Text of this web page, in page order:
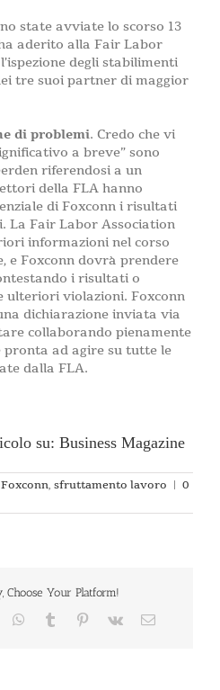
state avviate lo scorso 13
aderito alla Fair Labor
degli stabilimenti
tre suoi partner di maggior
di problemi. Credo che vi
a breve” sono
riferendosi a un
della FLA hanno
di Foxconn i risultati
La Fair Labor Association
informazioni nel corso
e Foxconn dovrà prendere
i risultati o
ulteriori violazioni. Foxconn
dichiarazione inviata via
collaborando pienamente
pronta ad agire su tutte le
dalla FLA.
su: Business Magazine
Foxconn, sfruttamento lavoro | 0
Choose Your Platform!
WhatsApp
Tumblr Pinterest
Vk Email